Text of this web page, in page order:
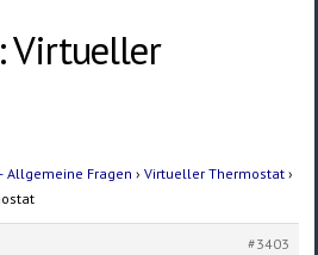
Virtueller
Allgemeine Fragen › Virtueller Thermostat ›
#3403